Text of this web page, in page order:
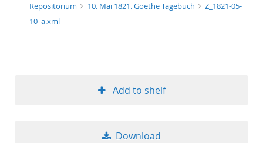
Repositorium
10. Mai 1821. Goethe Tagebuch
Z_1821-05-
10_a.xml
Add to shelf
Download